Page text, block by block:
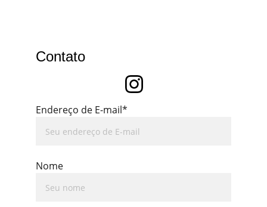
Contato
Endereço de E-mail*
Nome